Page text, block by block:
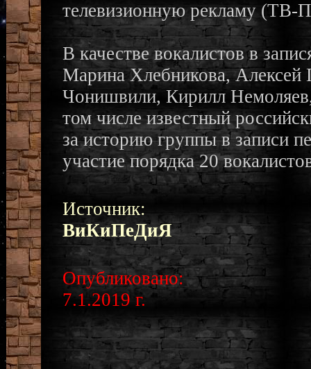
телевизионную рекламу (ТВ-
В качестве вокалистов в
Марина Хлебникова, Алексей
Чонишвили, Кирилл
том числе известный
за историю группы в записи
участие порядка 20
Источник:
ВиКиПеДиЯ
Опубликовано:
7.1.2019 г.